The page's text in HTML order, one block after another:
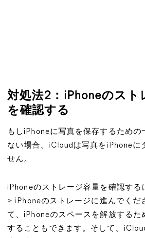
対処法2：iPhoneのスト
を確認する
もしiPhoneに写真を保存するための
ない場合、iCloudは写真をiPhoneに
せん。
iPhoneのストレージ容量を確認する
> iPhoneのストレージに進んでくだ
て、iPhoneのスペースを解放するた
することもできます。そして、